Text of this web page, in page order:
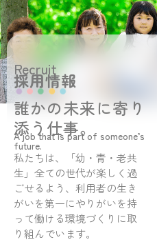
Recruit
採用情報
誰かの未来に寄り
添う仕事。
A job that is part of someone’s
future.
私たちは、「幼・青・老共
生」全ての世代が楽しく過
ごせるよう、利用者の生き
がいを第一にやりがいを持
って働ける環境づくりに取
り組んでいます。